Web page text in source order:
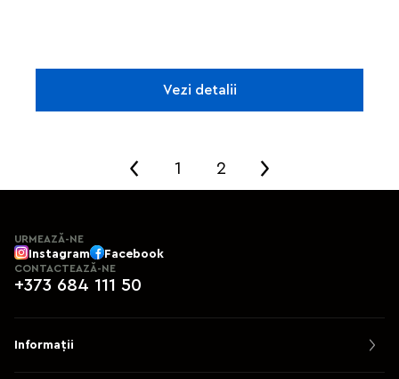
Vezi detalii
1 2
URMEAZĂ-NE
Instagram Facebook
CONTACTEAZĂ-NE
+373 684 111 50
Informații